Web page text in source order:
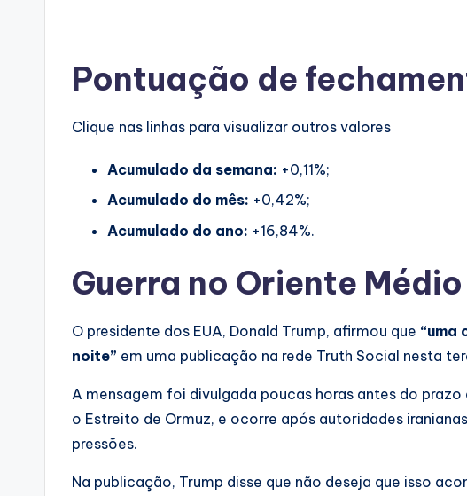
Pontuação de
Clique nas linhas para visualizar outros valores
Acumulado da semana: +0,11%;
Acumulado do mês: +0,42%;
Acumulado do ano: +16,84%.
Guerra no Oriente Médio
O presidente dos EUA, Donald Trump, afirmou que “uma
noite” em uma publicação na rede Truth Social nesta
A mensagem foi divulgada poucas horas antes do
o Estreito de Ormuz, e ocorre após autoridades
pressões.
Na publicação, Trump disse que não deseja que isso